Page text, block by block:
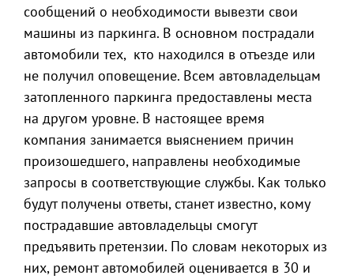
сообщений о необходимости вывезти свои
машины из паркинга. В основном пострадали
автомобили тех, кто находился в отъезде или
не получил оповещение. Всем автовладельцам
затопленного паркинга предоставлены места
на другом уровне. В настоящее время
компания занимается выяснением причин
произошедшего, направлены необходимые
запросы в соответствующие службы. Как только
будут получены ответы, станет известно, кому
пострадавшие автовладельцы смогут
предъявить претензии. По словам некоторых из
них, ремонт автомобилей оценивается в 30 и